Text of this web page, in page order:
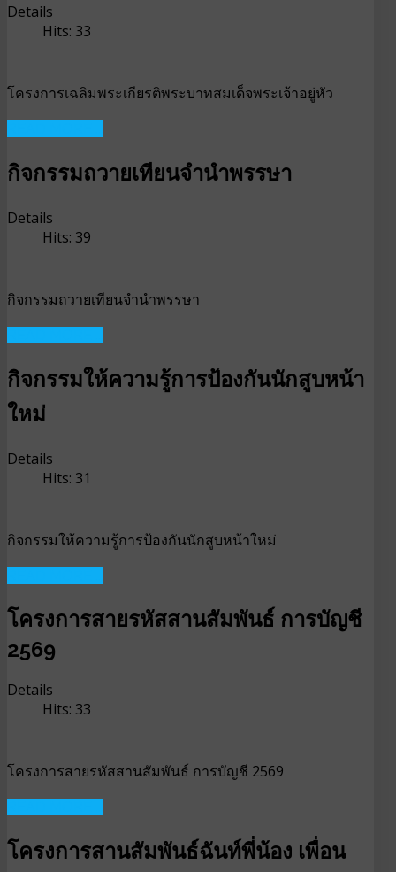
Details
Hits: 33
โครงการเฉลิมพระเกียรติพระบาทสมเด็จพระเจ้าอยู่หัว
กิจกรรมถวายเทียนจำนำพรรษา
Details
Hits: 39
กิจกรรมถวายเทียนจำนำพรรษา
กิจกรรมให้ความรู้การป้องกันนักสูบหน้า
ใหม่
Details
Hits: 31
กิจกรรมให้ความรู้การป้องกันนักสูบหน้าใหม่
โครงการสายรหัสสานสัมพันธ์ การบัญชี
2569
Details
Hits: 33
โครงการสายรหัสสานสัมพันธ์ การบัญชี 2569
โครงการสานสัมพันธ์ฉันท์พี่น้อง เพื่อน